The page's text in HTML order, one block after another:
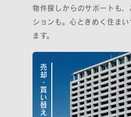
物件探しからのサポートも
ションも。心ときめく住ま
ます。
売却・買い替え